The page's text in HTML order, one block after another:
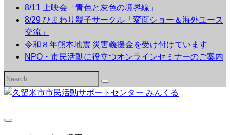
8/11 上映会「青色と灰色の境界線」
8/29 ひまわり親子サークル「変面ショー＆海外ユース
交流」
令和８年熊本地震 災害義援金を受け付けています
NPO・市民活動に役立つオンラインセミナーのご案内
Search
for: